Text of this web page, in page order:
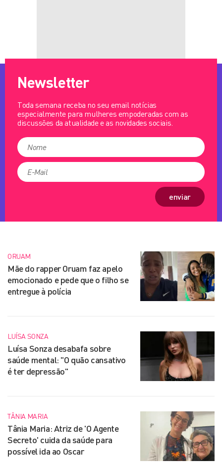
Newsletter
Toda semana receba no seu email notícias
especialmente para mulheres empoderadas com as
discussões da atualidade e as novidades sociais.
enviar
ORUAM
Mãe do rapper Oruam faz apelo
emocionado e pede que o filho se
entregue à polícia
LUÍSA SONZA
Luísa Sonza desabafa sobre
saúde mental: "O quão cansativo
é ter depressão"
TÂNIA MARIA
Tânia Maria: Atriz de 'O Agente
Secreto' cuida da saúde para
possível ida ao Oscar